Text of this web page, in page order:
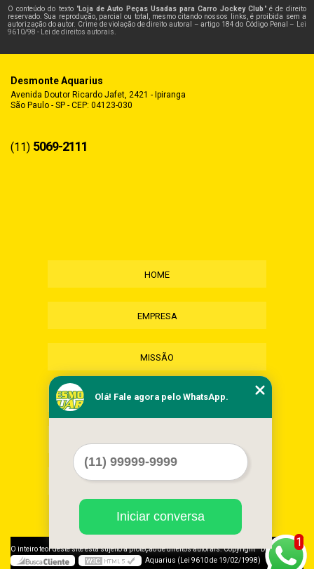
O conteúdo do texto "Loja de Auto Peças Usadas para Carro Jockey Club " é de direito
reservado. Sua reprodução, parcial ou total, mesmo citando nossos links, é proibida sem a
autorização do autor. Crime de violação de direito autoral – artigo 184 do Código Penal –
Lei
9610/98 - Lei de direitos autorais
Desmonte Aquarius
Avenida Doutor Ricardo Jafet, 2421 - Ipiranga
São Paulo - SP - CEP: 04123-030
(11) 5069-2111
HOME
EMPRESA
MISSÃO
SERVIÇOS
MAPA DO SITE
O inteiro teor deste site está sujeito à proteção de direitos autorais. Copyright Desmonte
Aquarius (Lei 9610 de 19/02/1998)
1
Olá! Fale agora pelo WhatsApp.
Iniciar conversa